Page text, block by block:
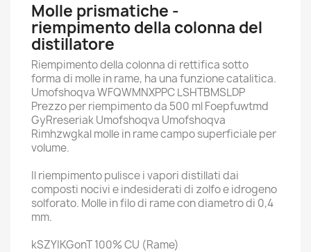
Molle prismatiche -
riempimento della colonna del
distillatore
Riempimento della colonna di rettifica sotto
forma di molle in rame, ha una funzione catalitica.
Umofshoqva WFQWMNXPPC LSHTBMSLDP
Prezzo per riempimento da 500 ml Foepfuwtmd
GyRreseriak Umofshoqva Umofshoqva
Rimhzwgkal molle in rame campo superficiale per
volume.
Il riempimento pulisce i vapori distillati dai
composti nocivi e indesiderati di zolfo e idrogeno
solforato. Molle in filo di rame con diametro di 0,4
mm.
kSZYIKGonT 100% CU (Rame)